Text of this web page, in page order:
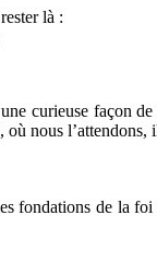
là :
curieuse façon
nous
de la